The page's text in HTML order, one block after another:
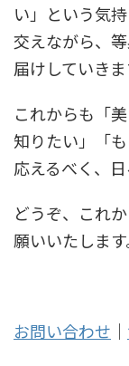
い」という気
交えながら、
届けしていきま
これからも「
知りたい」「
応えるべく、
どうぞ、これ
願いいたします
お問い合わせ ｜